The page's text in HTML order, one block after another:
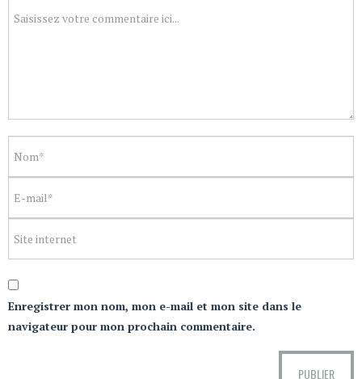
Enregistrer mon nom, mon e-mail et mon site dans le
navigateur pour mon prochain commentaire.